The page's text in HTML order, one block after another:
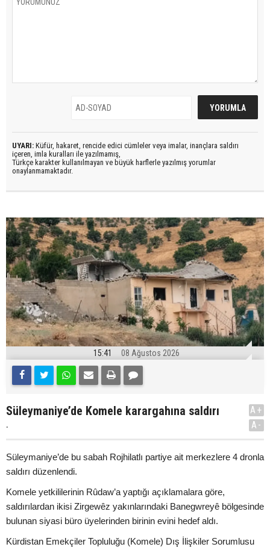
UYARI: Küfür, hakaret, rencide edici cümleler veya imalar, inançlara saldırı
içeren, imla kuralları ile yazılmamış,
Türkçe karakter kullanılmayan ve büyük harflerle yazılmış yorumlar
onaylanmamaktadır.
15:41 08 Ağustos 2026
Süleymaniye’de Komele karargahına saldırı
.
A+
A-
Süleymaniye’de bu sabah Rojhilatlı partiye ait merkezlere 4 dronla
saldırı düzenlendi.
Komele yetkililerinin Rûdaw’a yaptığı açıklamalara göre,
saldırılardan ikisi Zirgewêz yakınlarındaki Banegwreyê bölgesinde
bulunan siyasi büro üyelerinden birinin evini hedef aldı.
Kürdistan Emekçiler Topluluğu (Komele) Dış İlişkiler Sorumlusu